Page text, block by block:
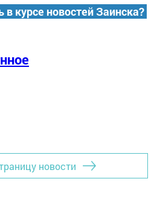
курсе новостей Заинска?
новости